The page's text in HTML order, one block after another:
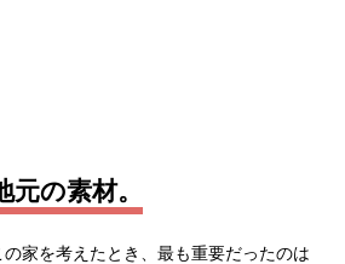
の素材。
家を考えたとき、最も重要だったのは